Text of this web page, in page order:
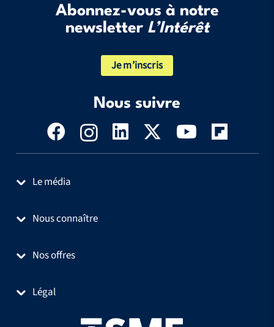
Abonnez-vous à notre
newsletter L’Intérêt
Je m’inscris
Nous suivre
Le média
Nous connaître
Nos offres
Légal